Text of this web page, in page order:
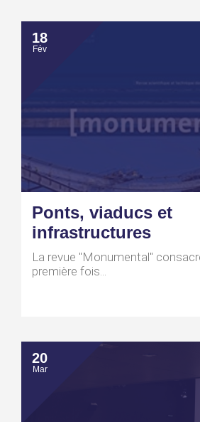
18
Fév
Ponts, viaducs et
infrastructures
La revue "Monumental"
première fois...
20
Mar